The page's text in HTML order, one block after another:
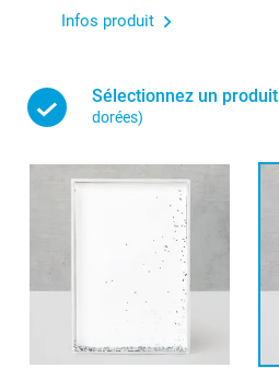
Infos produit
Sélectionnez un produit
dorées)